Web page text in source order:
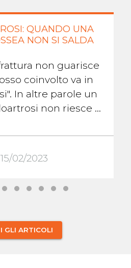
QUANDO UNA
NON SI SALDA
non guarisce
coinvolto va in
In altre parole un
non riesce a
...
15/02/2023
GLI ARTICOLI